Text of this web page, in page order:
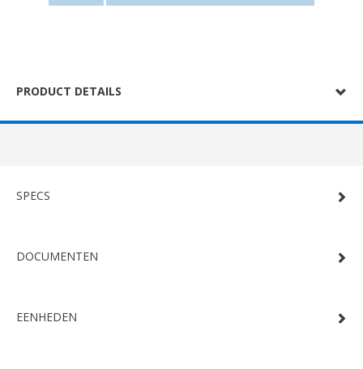
PRODUCT DETAILS
SPECS
DOCUMENTEN
EENHEDEN